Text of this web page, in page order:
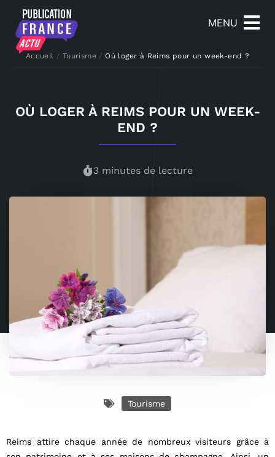
MENU
Accueil / Tourisme /Où loger à Reims pour un week-end ?
OÙ LOGER À REIMS POUR UN WEEK-
END ?
3 minutes de lecture
Tourisme
Reims attire chaque année de nombreux visiteurs grâce à